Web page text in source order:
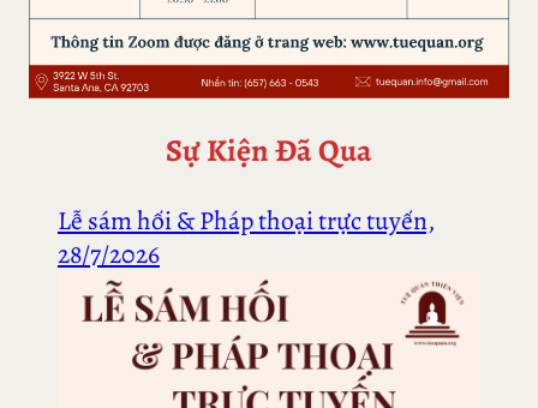
Sự Kiện Đã Qua
Lễ sám hối & Pháp thoại trực tuyến,
28/7/2026